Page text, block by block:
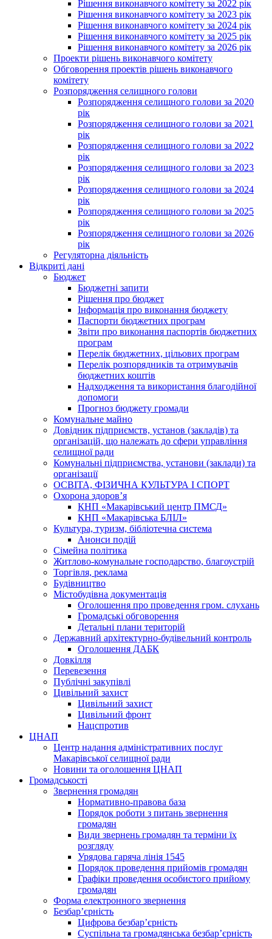
Рішення виконавчого комітету за 2022 рік
Рішення виконавчого комітету за 2023 рік
Рішення виконавчого комітету за 2024 рік
Рішення виконавчого комітету за 2025 рік
Рішення виконавчого комітету за 2026 рік
Проекти рішень виконавчого комітету
Обговорення проектів рішень виконавчого
комітету
Розпорядження селищного голови
Розпорядження селищного голови за 2020
рік
Розпорядження селищного голови за 2021
рік
Розпорядження селищного голови за 2022
рік
Розпорядження селищного голови за 2023
рік
Розпорядження селищного голови за 2024
рік
Розпорядження селищного голови за 2025
рік
Розпорядження селищного голови за 2026
рік
Регуляторна діяльність
Відкриті дані
Бюджет
Бюджетні запити
Рішення про бюджет
Інформація про виконання бюджету
Паспорти бюджетних програм
Звіти про виконання паспортів бюджетних
програм
Перелік бюджетних, цільових програм
Перелік розпорядників та отримувачів
бюджетних коштів
Надходження та використання благодійної
допомоги
Прогноз бюджету громади
Комунальне майно
Довідник підприємств, установ (закладів) та
організацій, що належать до сфери управління
селищної ради
Комунальні підприємства, установи (заклади) та
організації
ОСВІТА, ФІЗИЧНА КУЛЬТУРА І СПОРТ
Охорона здоров’я
КНП «Макарівський центр ПМСД»
КНП «Макарівська БЛІЛ»
Культура, туризм, бібліотечна система
Анонси подій
Сімейна політика
Житлово-комунальне господарство, благоустрій
Торгівля, реклама
Будівництво
Містобудівна документація
Оголошення про проведення гром. слухань
Громадські обговорення
Детальні плани територій
Державний архітектурно-будівельний контроль
Оголошення ДАБК
Довкілля
Перевезення
Публічні закупівлі
Цивільний захист
Цивільний захист
Цивільний фронт
Нацспротив
ЦНАП
Центр надання адміністративних послуг
Макарівської селищної ради
Новини та оголошення ЦНАП
Громадськості
Звернення громадян
Нормативно-правова база
Порядок роботи з питань звернення
громадян
Види звернень громадян та терміни їх
розгляду
Урядова гаряча лінія 1545
Порядок проведення прийомів громадян
Графіки проведення особистого прийому
громадян
Форма електронного звернення
Безбар’єрність
Цифрова безбар’єрність
Суспільна та громадянська безбар’єрність